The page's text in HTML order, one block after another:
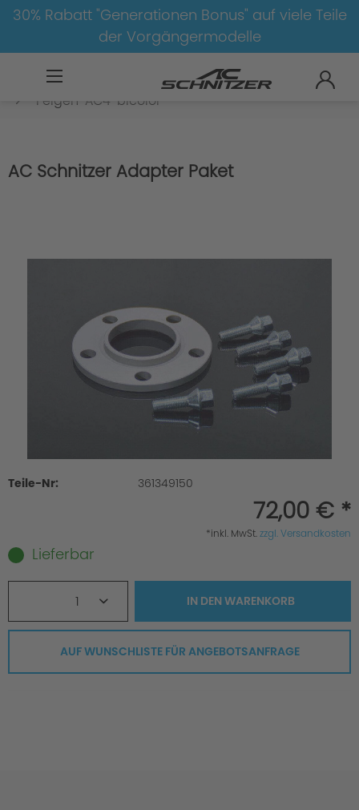
30% Rabatt "Generationen Bonus" auf viele Teile
der Vorgängermodelle
4er-G22/G23
Felgen-AC4-bicolor
AC Schnitzer Adapter Paket
Teile-Nr: 361349150
72,00 € *
*inkl. MwSt.zzgl. Versandkosten
Lieferbar
1 IN DENWARENKORB
AUF WUNSCHLISTE FÜR ANGEBOTSANFRAGE